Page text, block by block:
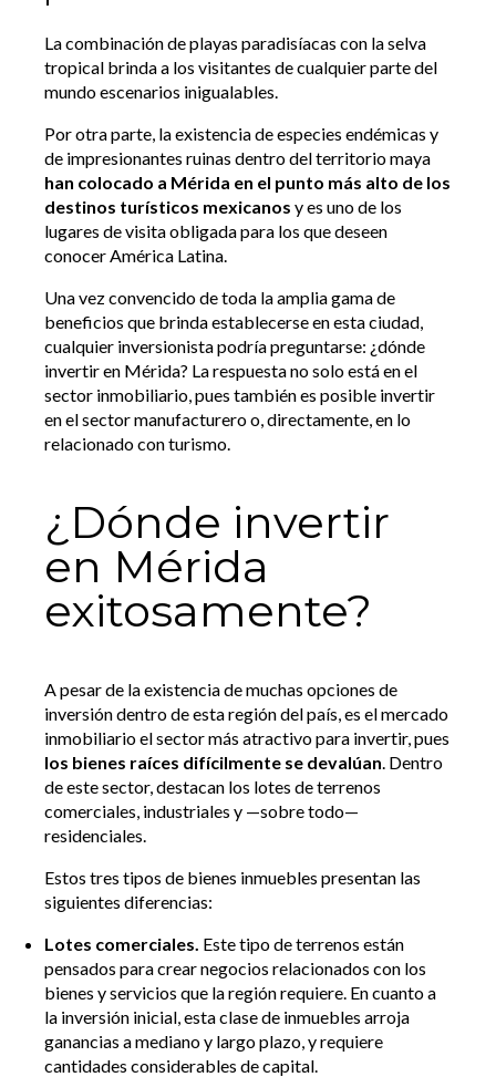
La combinación de playas paradisíacas con la selva
tropical brinda a los visitantes de cualquier parte del
mundo escenarios inigualables.
Por otra parte, la existencia de especies endémicas y
de impresionantes ruinas dentro del territorio maya
han colocado a Mérida en el punto más alto de los
destinos turísticos mexicanos y es uno de los
lugares de visita obligada para los que deseen
conocer América Latina.
Una vez convencido de toda la amplia gama de
beneficios que brinda establecerse en esta ciudad,
cualquier inversionista podría preguntarse: ¿dónde
invertir en Mérida? La respuesta no solo está en el
sector inmobiliario, pues también es posible invertir
en el sector manufacturero o, directamente, en lo
relacionado con turismo.
¿Dónde invertir
en Mérida
exitosamente?
A pesar de la existencia de muchas opciones de
inversión dentro de esta región del país, es el mercado
inmobiliario el sector más atractivo para invertir, pues
los bienes raíces difícilmente se devalúan. Dentro
de este sector, destacan los lotes de terrenos
comerciales, industriales y —sobre todo—
residenciales.
Estos tres tipos de bienes inmuebles presentan las
siguientes diferencias:
Lotes comerciales. Este tipo de terrenos están
pensados para crear negocios relacionados con los
bienes y servicios que la región requiere. En cuanto a
la inversión inicial, esta clase de inmuebles arroja
ganancias a mediano y largo plazo, y requiere
cantidades considerables de capital.